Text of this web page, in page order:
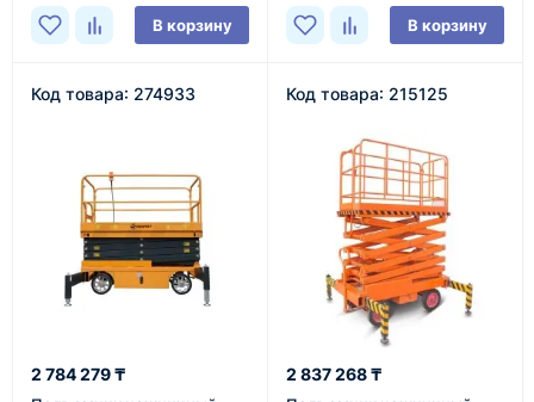
В корзину В корзину
Код товара: 274933
2 784 279 ₸
Код товара: 215125
2 837 268 ₸